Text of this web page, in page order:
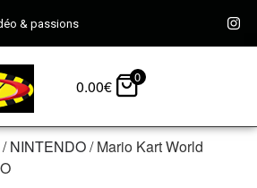
& passions
0.00€ 0
/NINTENDO/ Mario Kart World